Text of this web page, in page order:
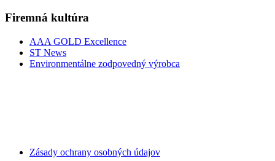
Firemná kultúra
AAA GOLD Excellence
ST News
Environmentálne zodpovedný výrobca
Zásady ochrany osobných údajov